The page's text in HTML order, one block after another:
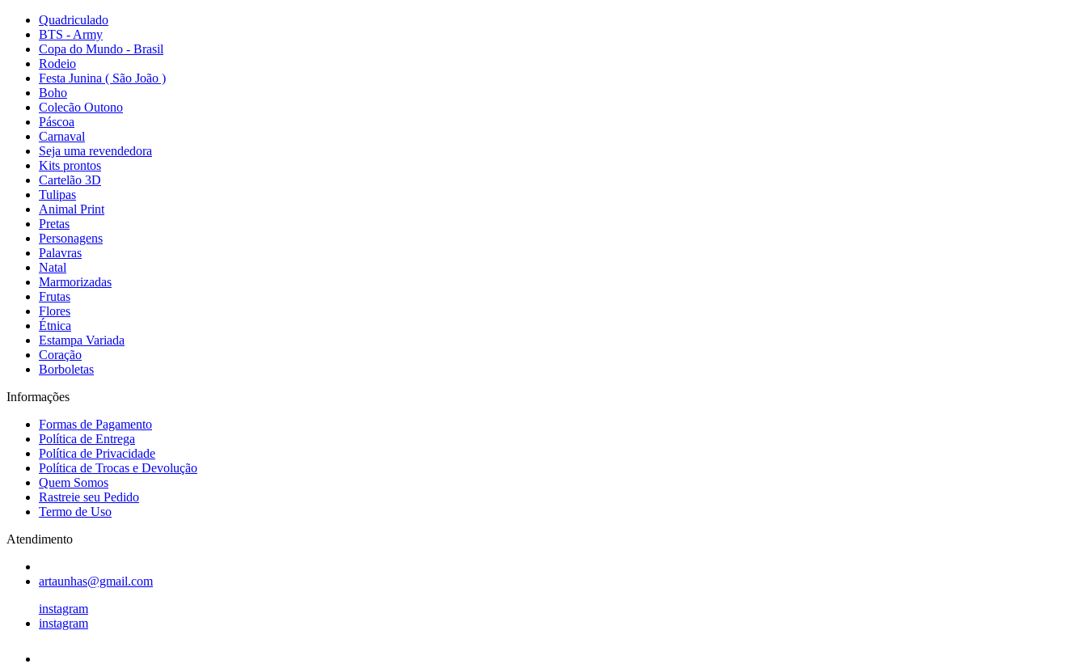
Quadriculado
BTS - Army
Copa do Mundo - Brasil
Rodeio
Festa Junina ( São João )
Boho
Colecão Outono
Páscoa
Carnaval
Seja uma revendedora
Kits prontos
Cartelão 3D
Tulipas
Animal Print
Pretas
Personagens
Palavras
Natal
Marmorizadas
Frutas
Flores
Étnica
Estampa Variada
Coração
Borboletas
Informações
Formas de Pagamento
Política de Entrega
Política de Privacidade
Política de Trocas e Devolução
Quem Somos
Rastreie seu Pedido
Termo de Uso
Atendimento
artaunhas@gmail.com
instagram
instagram